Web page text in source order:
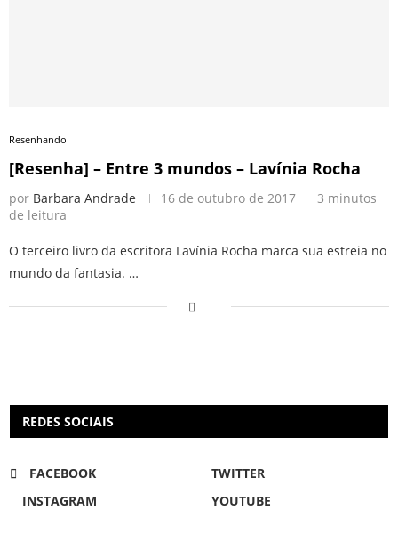
Resenhando
[Resenha] – Entre 3 mundos – Lavínia Rocha
por Barbara Andrade 16 de outubro de 2017
3 minutos
de leitura
O terceiro livro da escritora Lavínia Rocha marca sua estreia no
mundo da fantasia. …
REDES SOCIAIS
FACEBOOK
TWITTER
INSTAGRAM
YOUTUBE